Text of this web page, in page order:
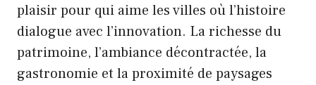
plaisir pour qui aime les villes où l’histoire
dialogue avec l’innovation. La richesse du
patrimoine, l’ambiance décontractée, la
gastronomie et la proximité de paysages